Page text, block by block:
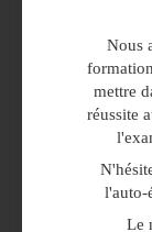
Nous
mettre
réussite
l'auto-
Le